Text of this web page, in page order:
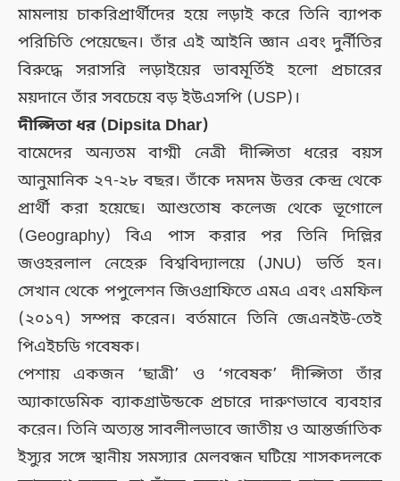
মামলায় চাকরিপ্রার্থীদের হয়ে লড়াই করে তিনি ব্যাপক
পরিচিতি পেয়েছেন। তাঁর এই আইনি জ্ঞান এবং দুর্নীতির
বিরুদ্ধে সরাসরি লড়াইয়ের ভাবমূর্তিই হলো প্রচারের
ময়দানে তাঁর সবচেয়ে বড় ইউএসপি (USP)।
দীপ্সিতা ধর (Dipsita Dhar)
বামেদের অন্যতম বাগ্মী নেত্রী দীপ্সিতা ধরের বয়স
আনুমানিক ২৭-২৮ বছর। তাঁকে দমদম উত্তর কেন্দ্র থেকে
প্রার্থী করা হয়েছে। আশুতোষ কলেজ থেকে ভূগোলে
(Geography) বিএ পাস করার পর তিনি দিল্লির
জওহরলাল নেহেরু বিশ্ববিদ্যালয়ে (JNU) ভর্তি হন।
সেখান থেকে পপুলেশন জিওগ্রাফিতে এমএ এবং এমফিল
(২০১৭) সম্পন্ন করেন। বর্তমানে তিনি জেএনইউ-তেই
পিএইচডি গবেষক।
পেশায় একজন ‘ছাত্রী’ ও ‘গবেষক’ দীপ্সিতা তাঁর
অ্যাকাডেমিক ব্যাকগ্রাউন্ডকে প্রচারে দারুণভাবে ব্যবহার
করেন। তিনি অত্যন্ত সাবলীলভাবে জাতীয় ও আন্তর্জাতিক
ইস্যুর সঙ্গে স্থানীয় সমস্যার মেলবন্ধন ঘটিয়ে শাসকদলকে